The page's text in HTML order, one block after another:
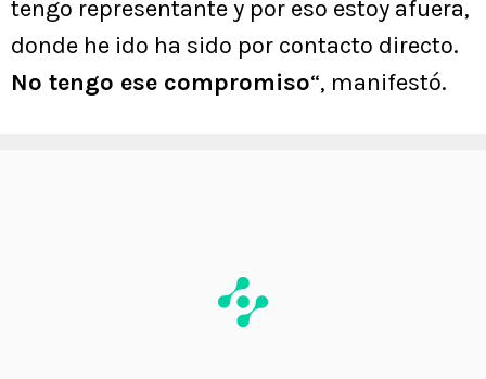
tengo representante y por eso estoy afuera,
donde he ido ha sido por contacto directo.
No tengo ese compromiso“, manifestó.